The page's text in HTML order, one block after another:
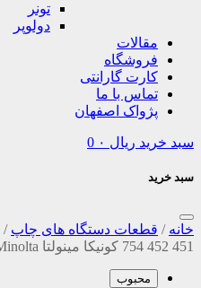
تونر
دولوپر
مقالات
فروشگاه
کارت گارانتی
تماس با ما
پژواک اصفهان
سبد خرید ریال 0
سبد خرید
خانه / قطعات دستگاه های چاپ /
451 452 754 کونیکا مینولتا Konica Minolta
محبوب